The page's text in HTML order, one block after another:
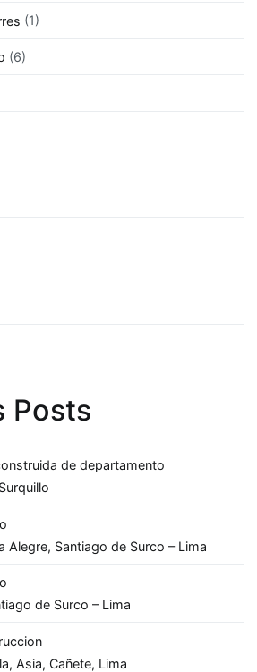
(1)
(6)
Posts
de departamento
Alegre, Santiago de Surco – Lima
de Surco – Lima
Asia, Cañete, Lima